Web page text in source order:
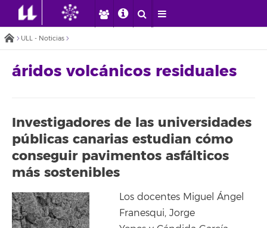
ULL - Noticias
áridos volcánicos residuales
Investigadores de las universidades
públicas canarias estudian cómo
conseguir pavimentos asfálticos
más sostenibles
Los docentes Miguel Ángel
Franesqui, Jorge